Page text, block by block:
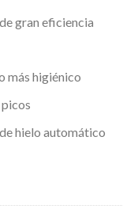
gran eficiencia
más higiénico
hielo automático